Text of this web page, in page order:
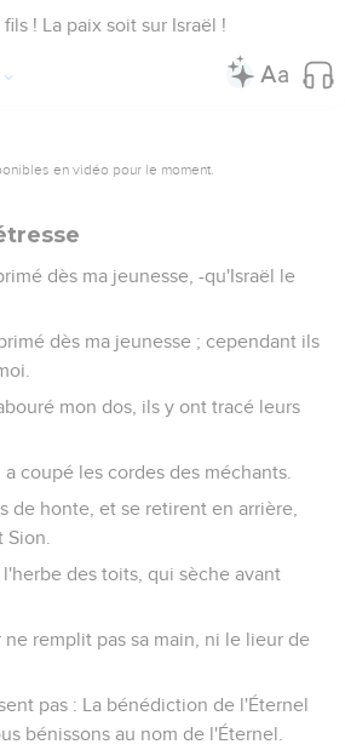
dès ma jeunesse, -qu'Israël le
dès ma jeunesse ; cependant ils
mon dos, ils y ont tracé leurs
coupé les cordes des méchants.
de honte, et se retirent en arrière,
Sion.
des toits, qui sèche avant
remplit pas sa main, ni le lieur de
pas : La bénédiction de l'Éternel
bénissons au nom de l'Éternel.